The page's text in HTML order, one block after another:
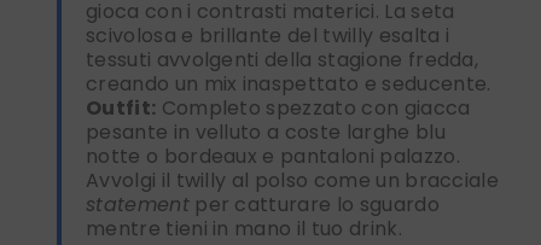
gioca con i contrasti materici. La seta
scivolosa e brillante del twilly esalta i
tessuti avvolgenti della stagione fredda,
creando un mix inaspettato e seducente.
Outfit: Completo spezzato con giacca
pesante in velluto a coste larghe blu
notte o bordeaux e pantaloni palazzo.
Avvolgi il twilly al polso come un bracciale
statementper catturare lo sguardo
mentre tieni in mano il tuo drink.